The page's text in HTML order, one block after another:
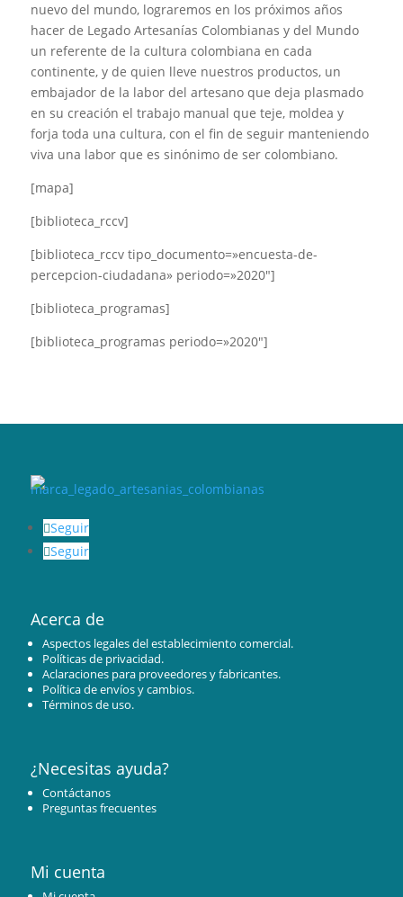
nuevo del mundo, lograremos en los próximos años
hacer de Legado Artesanías Colombianas y del Mundo
un referente de la cultura colombiana en cada
continente, y de quien lleve nuestros productos, un
embajador de la labor del artesano que deja plasmado
en su creación el trabajo manual que teje, moldea y
forja toda una cultura, con el fin de seguir manteniendo
viva una labor que es sinónimo de ser colombiano.
[mapa]
[biblioteca_rccv]
[biblioteca_rccv tipo_documento=»encuesta-de-
percepcion-ciudadana» periodo=»2020″]
[biblioteca_programas]
[biblioteca_programas periodo=»2020″]
Seguir
Seguir
Acerca de
Aspectos legales del establecimiento comercial.
Políticas de privacidad.
Aclaraciones para proveedores y fabricantes.
Política de envíos y cambios.
Términos de uso.
¿Necesitas ayuda?
Contáctanos
Preguntas frecuentes
Mi cuenta